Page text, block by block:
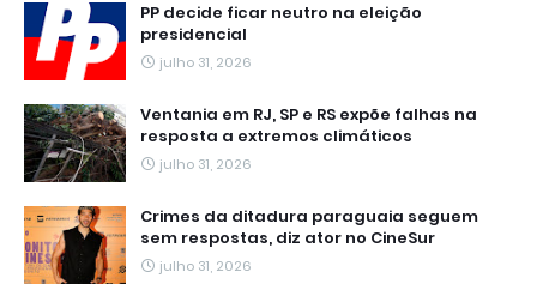
PP decide ficar neutro na eleição
presidencial
julho 31, 2026
Ventania em RJ, SP e RS expõe falhas na
resposta a extremos climáticos
julho 31, 2026
Crimes da ditadura paraguaia seguem
sem respostas, diz ator no CineSur
julho 31, 2026